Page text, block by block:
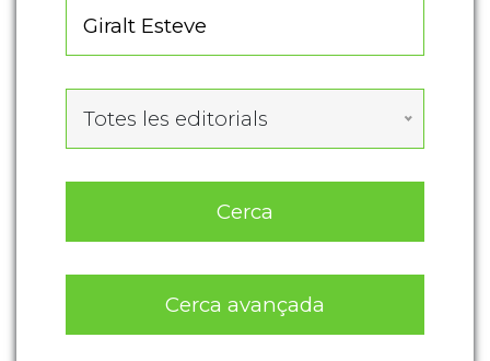
Totes les editorials
Cerca
Cerca avançada